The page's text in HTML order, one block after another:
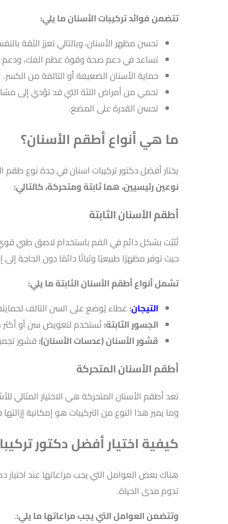
تتضمن فوائد تركيبات الأسنان ما يلي:
تحسن مظهر الأسنان، وبالتالي تعزز الثقة
تساعد في دعم صحة وقوة عظم الفك، ودعم
حماية الأسنان الضعيفة أو التالفة من الكسر.
تحمي من أمراض اللثة التي قد تؤدي إلى
تحسن القدرة على المضغ.
ما هي أنواع أطقم الأسنان؟
يختار أفضل دكتور تركيبات اسنان في جدة نوع طقم
نوعين رئيسيين، هما ثابتة ومتحركة، كالتالي:
أطقم الأسنان الثابتة
تُثبّت بشكل دائم في الفم باستخدام لاصق طبي
حيث توفر مظهرًا طبيعيًا وثباتًا دائمًا دون الحاجة إلى
تشمل أنواع أطقم الأسنان الثابتة ما يلي:
التيجان:غطاء يُوضع على السن التالف
الجسور الثابتة:تُستخدم لتعويض سن أو أكثر
قشور الأسنان (عدسات الأسنان):قشور
أطقم الأسنان المتحركة
تعد أطقم الأسنان المتحركة هي الاختيار المثالي
وما يميز هذا النوع من التركيبات هو إمكانية
كيفية اختيار أفضل دكتور
هناك بعض العوامل التي يجب مراعاتها عند
تدوم مدى الحياة.
وتتضمن العوامل التي يجب مراعاتها ما يلي:.